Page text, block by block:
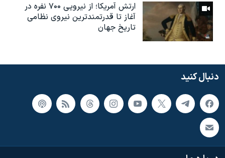
ارتش آمریکا؛ از نيرویی ۷۰۰ نفره در
آغاز تا قدرتمندترین نیروی نظامی
تاریخ جهان
دنبال کنید